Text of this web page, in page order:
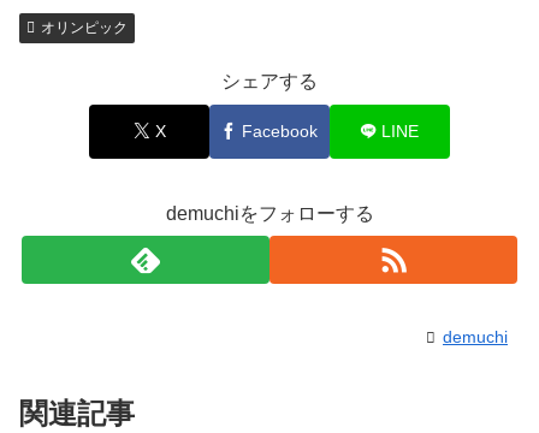
オリンピック
シェアする
X Facebook LINE
demuchiをフォローする
demuchi
関連記事